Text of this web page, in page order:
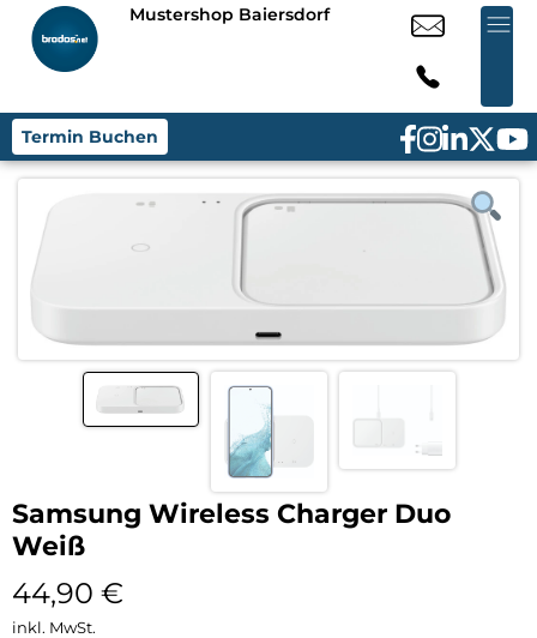
Mustershop Baiersdorf
Termin Buchen
Samsung Wireless Charger Duo
Weiß
44,90 €
inkl. MwSt.